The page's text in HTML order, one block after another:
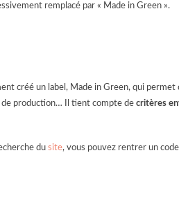
remplacé par « Made in Green ».
créé un label, Made in Green, qui permet
production… Il tient compte de critères
du site, vous pouvez rentrer un